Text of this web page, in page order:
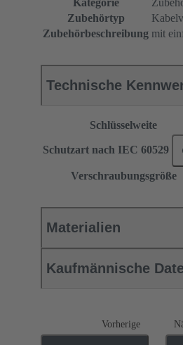
Kategorie
Zubehörtyp
Zubehörbeschreibung mit
Technische
Schlüsselweite
Schutzart nach IEC 60529
Verschraubungsgröße
Materialien
Kaufmännische
Vorherige